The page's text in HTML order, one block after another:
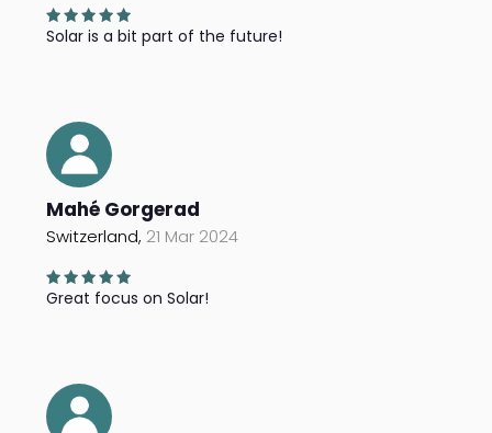
Solar is a bit part of the future!
Mahé Gorgerad
Switzerland, 21 Mar 2024
Great focus on Solar!